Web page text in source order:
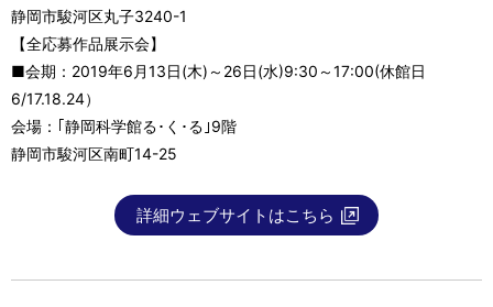
静岡市駿河区丸子3240-1
【全応募作品展示会】
■会期：2019年6月13日(木)～26日(水)9:30～17:00(休館日
6/17.18.24）
会場：｢静岡科学館る･く･る｣9階
静岡市駿河区南町14-25
詳細ウェブサイトはこちら